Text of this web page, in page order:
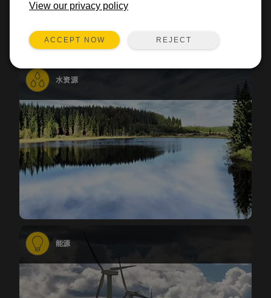
水资源
能源
View our privacy policy
ACCEPT NOW REJECT